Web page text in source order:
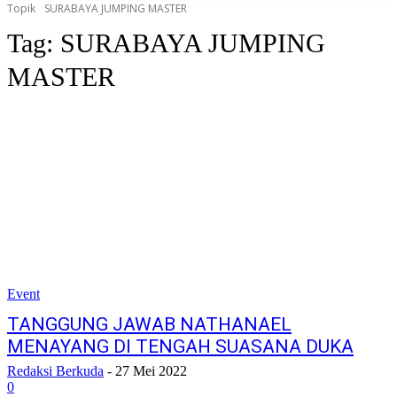
Topik SURABAYA JUMPING MASTER
Tag: SURABAYA JUMPING
MASTER
Event
TANGGUNG JAWAB NATHANAEL
MENAYANG DI TENGAH SUASANA DUKA
Redaksi Berkuda - 27 Mei 2022
0